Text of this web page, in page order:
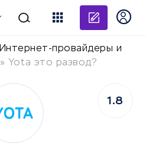
Интернет-провайдеры и
» Yota это развод?
1.8